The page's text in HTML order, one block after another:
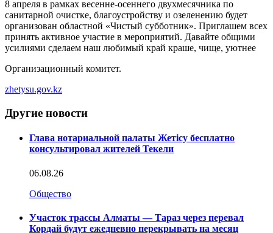
8 апреля в рамках весенне-осеннего двухмесячника по
санитарной очистке, благоустройству и озеленению будет
организован областной «Чистый субботник». Приглашем всех
принять активное участие в мероприятий. Давайте общими
усилиями сделаем наш любимый край краше, чище, уютнее
Организационный комитет.
zhetysu.gov.kz
Другие новости
Глава нотариальной палаты Жетісу бесплатно
консультировал жителей Текели
06.08.26
Общество
Участок трассы Алматы — Тараз через перевал
Кордай будут ежедневно перекрывать на месяц